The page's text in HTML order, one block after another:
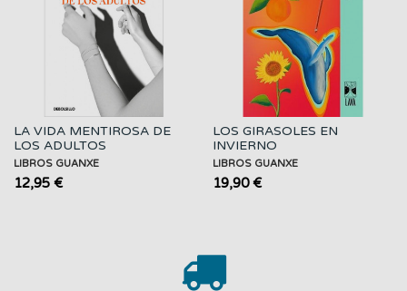
LA VIDA MENTIROSA DE
LOS ADULTOS
LIBROS GUANXE
12,95 €
LOS GIRASOLES EN
INVIERNO
LIBROS GUANXE
19,90 €